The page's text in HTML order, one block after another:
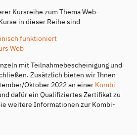
Kursreihe zum Thema Web-
in dieser Reihe sind
funktioniert
Web
mit Teilnahmebescheinigung und
Zusätzlich bieten wir Ihnen
Oktober 2022 an einer Kombi-
dafür ein Qualifiziertes Zertifikat zu
weitere Informationen zur Kombi-